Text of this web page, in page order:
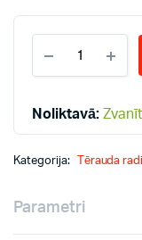
KV10-
900*400
quantity
Noliktavā: Zvanīt
Kategorija: Tērauda
Parametri